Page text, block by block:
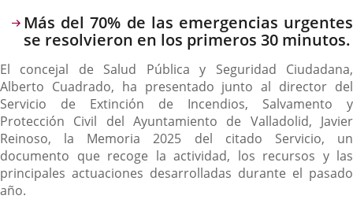
Descripción
Más del 70% de las emergencias urgentes
se resolvieron en los primeros 30 minutos.
El concejal de Salud Pública y Seguridad Ciudadana,
Alberto Cuadrado, ha presentado junto al director del
Servicio de Extinción de Incendios, Salvamento y
Protección Civil del Ayuntamiento de Valladolid, Javier
Reinoso, la Memoria 2025 del citado Servicio, un
documento que recoge la actividad, los recursos y las
principales actuaciones desarrolladas durante el pasado
año.